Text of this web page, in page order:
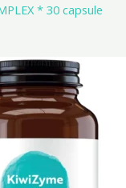
* 30 capsule